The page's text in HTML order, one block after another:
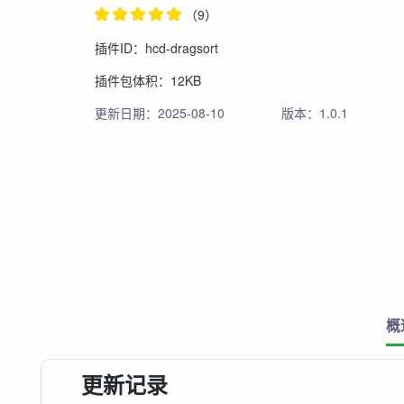
（9）
插件ID：hcd-dragsort
插件包体积：12KB
更新日期：2025-08-10
版本：1.0.1
概
更新记录